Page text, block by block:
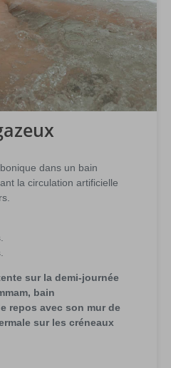
dans un bain
la circulation artificielle
sur la demi-journée
bain
repos avec son mur de
sur les créneaux